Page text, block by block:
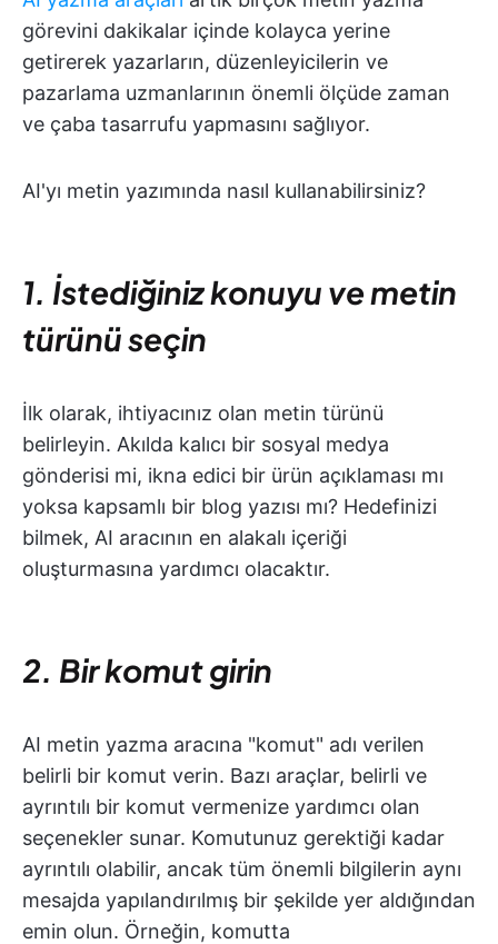
görevini dakikalar içinde kolayca yerine
getirerek yazarların, düzenleyicilerin ve
pazarlama uzmanlarının önemli ölçüde zaman
ve çaba tasarrufu yapmasını sağlıyor.
AI'yı metin yazımında nasıl kullanabilirsiniz?
1. İstediğiniz konuyu ve metin
türünü seçin
İlk olarak, ihtiyacınız olan metin türünü
belirleyin. Akılda kalıcı bir sosyal medya
gönderisi mi, ikna edici bir ürün açıklaması mı
yoksa kapsamlı bir blog yazısı mı? Hedefinizi
bilmek, AI aracının en alakalı içeriği
oluşturmasına yardımcı olacaktır.
2. Bir komut girin
AI metin yazma aracına "komut" adı verilen
belirli bir komut verin. Bazı araçlar, belirli ve
ayrıntılı bir komut vermenize yardımcı olan
seçenekler sunar. Komutunuz gerektiği kadar
ayrıntılı olabilir, ancak tüm önemli bilgilerin aynı
mesajda yapılandırılmış bir şekilde yer aldığından
emin olun. Örneğin, komutta